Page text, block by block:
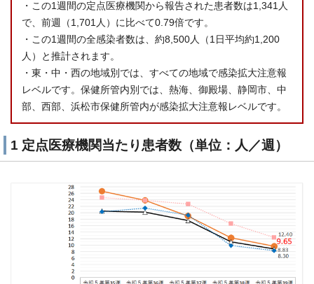
・この1週間の定点医療機関から報告された患者数は1,341人
で、前週（1,701人）に比べて0.79倍です。
・この1週間の全感染者数は、約8,500人（1日平均約1,200
人）と推計されます。
・東・中・西の地域別では、すべての地域で感染拡大注意報
レベルです。保健所管内別では、熱海、御殿場、静岡市、中
部、西部、浜松市保健所管内が感染拡大注意報レベルです。
1 定点医療機関当たり患者数（単位：人／週）